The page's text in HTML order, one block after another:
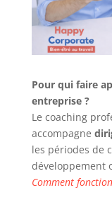
Pour qui faire
entreprise ?
Le coaching
accompagne
les périodes de
développement
Comment